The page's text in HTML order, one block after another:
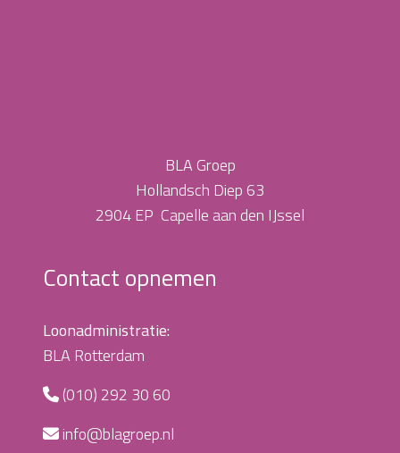
BLA Groep
Hollandsch Diep 63
2904 EP Capelle aan den IJssel
Contact opnemen
Loonadministratie:
BLA Rotterdam
(010) 292 30 60
info@blagroep.nl